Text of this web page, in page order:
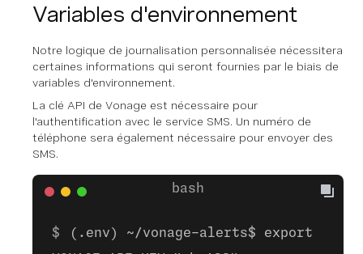
Variables d'environnement
Notre logique de journalisation personnalisée nécessitera
certaines informations qui seront fournies par le biais de
variables d'environnement.
La clé API de Vonage est nécessaire pour
l'authentification avec le service SMS. Un numéro de
téléphone sera également nécessaire pour envoyer des
SMS.
(.env) ~/vonage-alerts$ export